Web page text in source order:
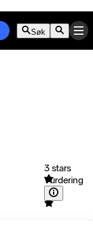
Søk
3 stars
Vurdering